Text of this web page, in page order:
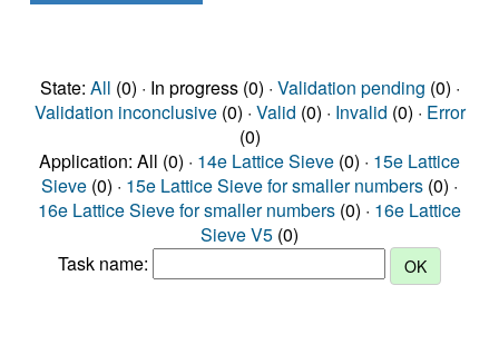
State: All (0) · In progress (0) · Validation pending (0) ·
Validation inconclusive(0) · Valid (0) · Invalid (0) · Error
(0)
Application: All (0) · 14e Lattice Sieve (0) · 15e Lattice
Sieve (0) · 15e Lattice Sieve for smaller numbers (0) ·
16e Lattice Sieve for smaller numbers (0) · 16e Lattice
Sieve V5 (0)
Task name: